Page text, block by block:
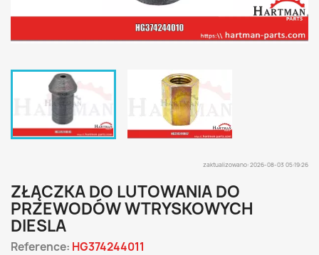
zaktualizowano: 2026-08-03 05:19:26
ZŁĄCZKA DO LUTOWANIA DO
PRZEWODÓW WTRYSKOWYCH
DIESLA
Reference: HG374244011